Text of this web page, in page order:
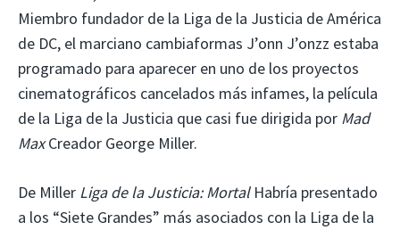
Miembro fundador de la Liga de la Justicia de América
de DC, el marciano cambiaformas J’onn J’onzz estaba
programado para aparecer en uno de los proyectos
cinematográficos cancelados más infames, la película
de la Liga de la Justicia que casi fue dirigida por Mad
MaxCreador George Miller.
De Miller Liga de la Justicia: MortalHabría presentado
a los “Siete Grandes” más asociados con la Liga de la